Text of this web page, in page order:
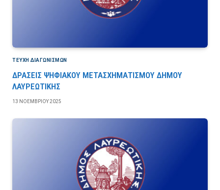
ΤΕΎΧΗ ΔΙΑΓΩΝΙΣΜΏΝ
ΔΡΑΣΕΙΣ ΨΗΦΙΑΚΟΥ ΜΕΤΑΣΧΗΜΑΤΙΣΜΟΥ ΔΗΜΟΥ
ΛΑΥΡΕΩΤΙΚΗΣ
13 ΝΟΕΜΒΡΊΟΥ 2025